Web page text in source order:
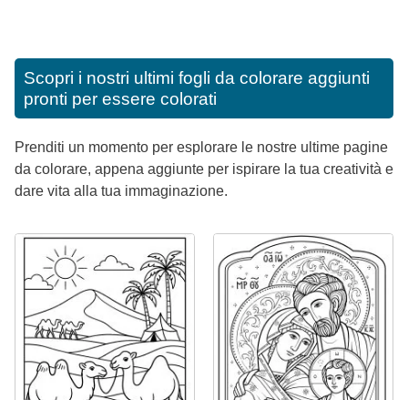
Scopri i nostri ultimi fogli da colorare aggiunti
pronti per essere colorati
Prenditi un momento per esplorare le nostre ultime pagine
da colorare, appena aggiunte per ispirare la tua creatività e
dare vita alla tua immaginazione.